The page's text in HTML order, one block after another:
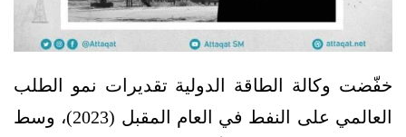
خفّضت وكالة الطاقة الدولية تقديرات نمو الطلب
العالمي على النفط في العام المقبل (2023)، وسط